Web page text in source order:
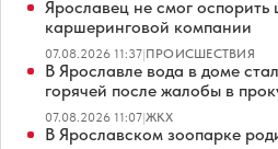
Ярославец не смог
каршеринговой компании
07.08.2026 11:37|ПРОИСШЕСТВИЯ
В Ярославле вода в доме
горячей после жалобы в
07.08.2026 11:07|ЖКХ
В Ярославском зоопарке